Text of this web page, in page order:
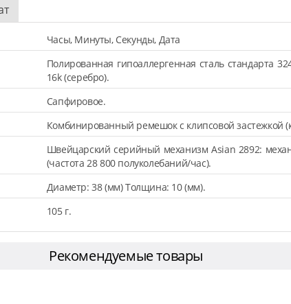
Часы, Минуты, Секунды, Дата
Полированная гипоаллергенная сталь стандарта
16k (серебро).
Сапфировое.
Комбинированный ремешок с клипсовой застежкой
Швейцарский серийный механизм Asian 2892:
(частота 28 800 полуколебаний/час).
Диаметр: 38 (мм) Толщина: 10 (мм).
105 г.
Рекомендуемые товары